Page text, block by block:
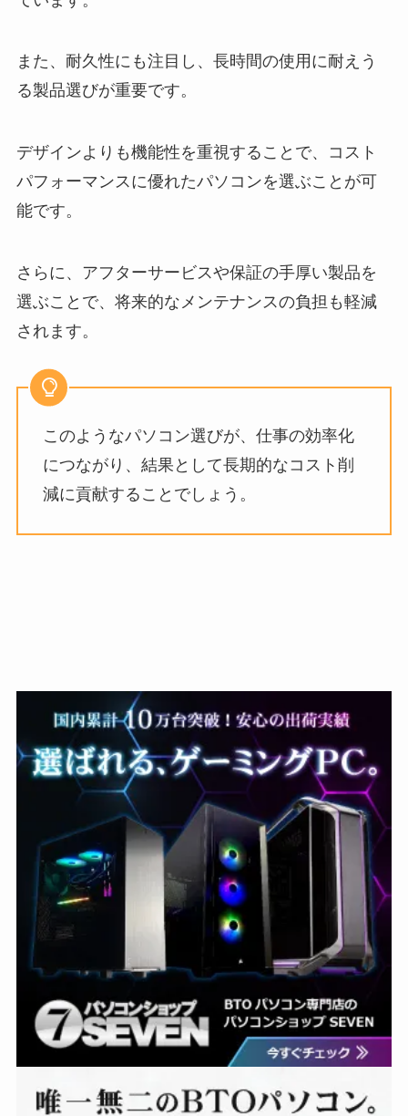
また、耐久性にも注目し、長時間の使用に耐えう
る製品選びが重要です。
デザインよりも機能性を重視することで、コスト
パフォーマンスに優れたパソコンを選ぶことが可
能です。
さらに、アフターサービスや保証の手厚い製品を
選ぶことで、将来的なメンテナンスの負担も軽減
されます。
このようなパソコン選びが、仕事の効率化
につながり、結果として長期的なコスト削
減に貢献することでしょう。